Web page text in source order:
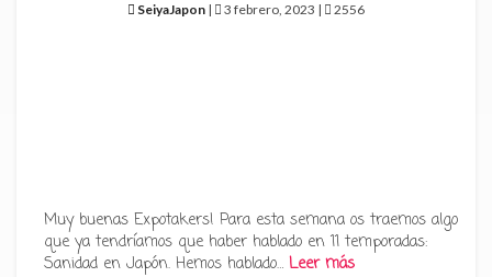
SeiyaJapon | 3 febrero, 2023 | 2556
Muy buenas Expotakers! Para esta semana os traemos algo
que ya tendríamos que haber hablado en 11 temporadas:
Sanidad en Japón. Hemos hablado… Leer más